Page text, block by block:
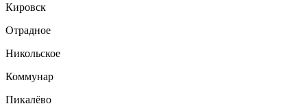
Кировск
Отрадное
Никольское
Коммунар
Пикалёво